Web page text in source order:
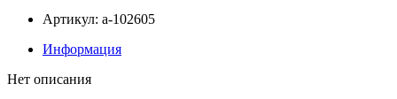
Артикул: a-102605
Информация
Нет описания